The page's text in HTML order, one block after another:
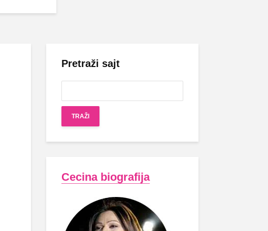
Pretraži sajt
Cecina biografija